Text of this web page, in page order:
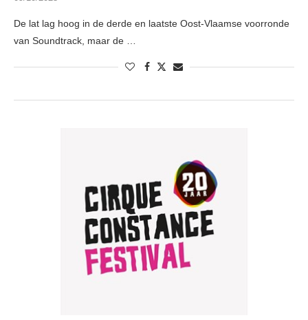
De lat lag hoog in de derde en laatste Oost-Vlaamse voorronde
van Soundtrack, maar de …